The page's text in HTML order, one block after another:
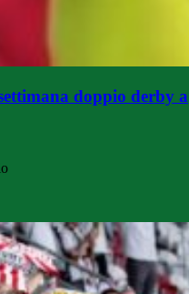
doppio derby a